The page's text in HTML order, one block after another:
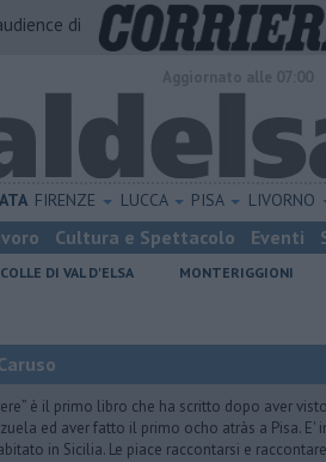
di
FIRENZE LUCCA PISA LIVORNO
Cultura e Spettacolo Eventi
COLLE DI VAL D'ELSA MONTERIGGIONI
è il primo libro che ha scritto dopo aver
ed aver fatto il primo ocho atràs a Pisa. E'
in Sicilia. Le piace raccontarsi e